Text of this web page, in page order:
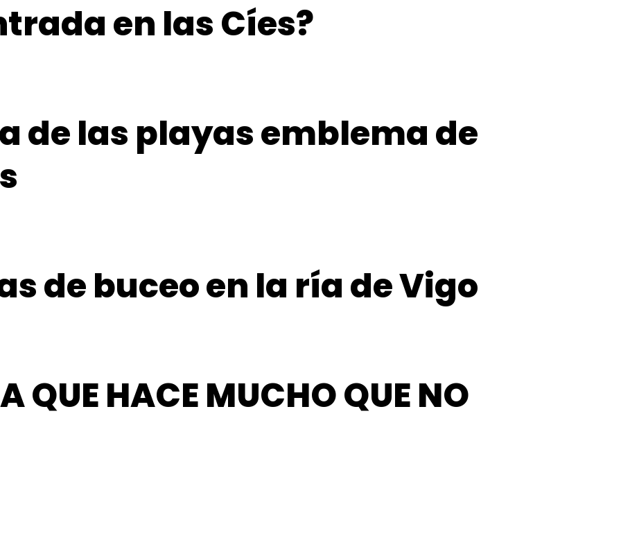
en las Cíes?
de las playas emblema de
de buceo en la ría de Vigo
QUE HACE MUCHO QUE NO